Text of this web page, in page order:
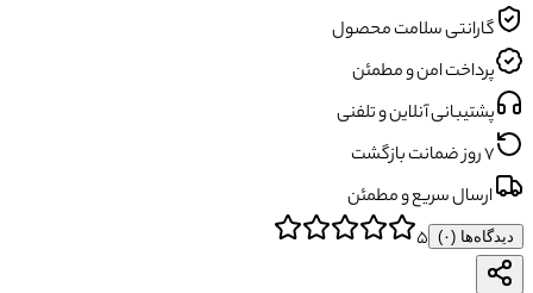
گارانتی سلامت محصول
پرداخت امن و مطمئن
پشتیبانی آنلاین و تلفنی
۷ روز ضمانت بازگشت
ارسال سریع و مطمئن
دیدگاه‌ها (۰) ۵